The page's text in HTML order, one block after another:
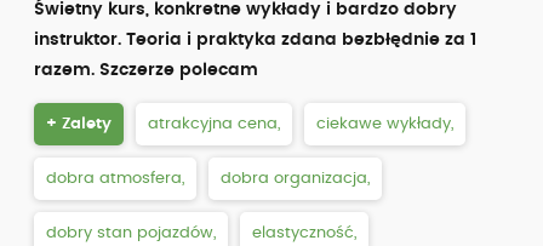
Świetny kurs, konkretne wykłady i bardzo dobry
instruktor. Teoria i praktyka zdana bezbłędnie za 1
razem. Szczerze polecam
+ Zalety atrakcyjna cena, ciekawe wykłady,
dobra atmosfera, dobra organizacja,
dobry stan pojazdów, elastyczność,